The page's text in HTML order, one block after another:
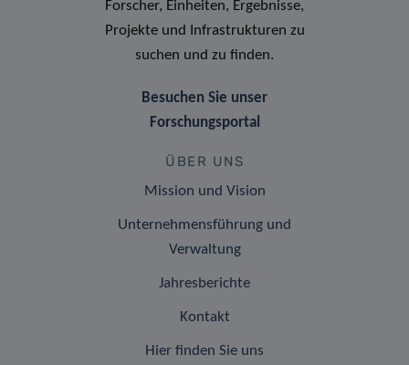
Forscher, Einheiten, Ergebnisse,
Projekte und Infrastrukturen zu
suchen und zu finden.
Besuchen Sie unser
Forschungsportal
ÜBER UNS
Mission und Vision
Unternehmensführung und
Verwaltung
Jahresberichte
Kontakt
Hier finden Sie uns